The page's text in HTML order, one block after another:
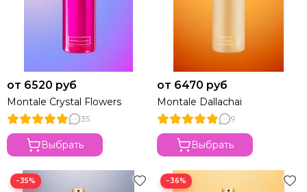
от 6520 руб
Montale Crystal Flowers
35
Выбрать
от 6470 руб
Montale Dallachai
9
Выбрать
−35% −36%